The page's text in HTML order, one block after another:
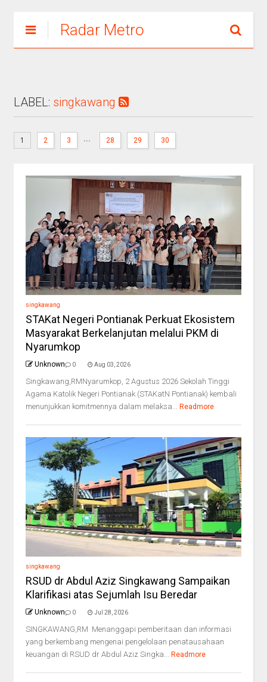
Radar Metro
LABEL: singkawang
1 2 3 ... 28 29 30
singkawang
STAKat Negeri Pontianak Perkuat Ekosistem
Masyarakat Berkelanjutan melalui PKM di
Nyarumkop
Unknown 0 Aug 03, 2026
Singkawang,RMNyarumkop, 2 Agustus 2026 Sekolah Tinggi
Agama Katolik Negeri Pontianak (STAKatN Pontianak) kembali
menunjukkan komitmennya dalam melaksa... Readmore
singkawang
RSUD dr Abdul Aziz Singkawang Sampaikan
Klarifikasi atas Sejumlah Isu Beredar
Unknown 0 Jul 28, 2026
SINGKAWANG,RM Menanggapi pemberitaan dan informasi
yang berkembang mengenai pengelolaan penatausahaan
keuangan di RSUD dr Abdul Aziz Singka... Readmore